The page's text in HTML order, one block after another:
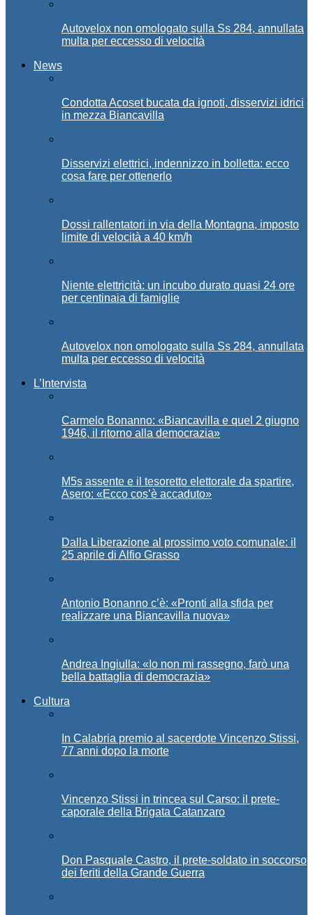
Autovelox non omologato sulla Ss 284, annullata
multa per eccesso di velocità
News
Condotta Acoset bucata da ignoti, disservizi idrici
in mezza Biancavilla
Disservizi elettrici, indennizzo in bolletta: ecco
cosa fare per ottenerlo
Dossi rallentatori in via della Montagna, imposto
limite di velocità a 40 km/h
Niente elettricità: un incubo durato quasi 24 ore
per centinaia di famiglie
Autovelox non omologato sulla Ss 284, annullata
multa per eccesso di velocità
L’Intervista
Carmelo Bonanno: «Biancavilla e quel 2 giugno
1946, il ritorno alla democrazia»
M5s assente e il tesoretto elettorale da spartire,
Asero: «Ecco cos’è accaduto»
Dalla Liberazione al prossimo voto comunale: il
25 aprile di Alfio Grasso
Antonio Bonanno c’è: «Pronti alla sfida per
realizzare una Biancavilla nuova»
Andrea Ingiulla: «Io non mi rassegno, farò una
bella battaglia di democrazia»
Cultura
In Calabria premio al sacerdote Vincenzo Stissi,
77 anni dopo la morte
Vincenzo Stissi in trincea sul Carso: il prete-
caporale della Brigata Catanzaro
Don Pasquale Castro, il prete-soldato in soccorso
dei feriti della Grande Guerra